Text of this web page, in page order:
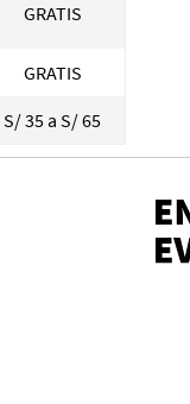
GRATIS
GRATIS
S/ 35 a S/ 65